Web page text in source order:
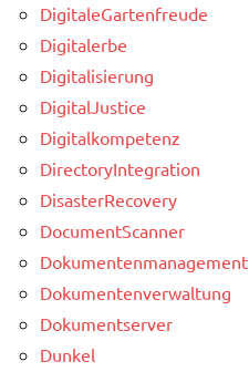
DigitaleGartenfreude
Digitalerbe
Digitalisierung
DigitalJustice
Digitalkompetenz
DirectoryIntegration
DisasterRecovery
DocumentScanner
Dokumentenmanagement
Dokumentenverwaltung
Dokumentserver
Dunkel